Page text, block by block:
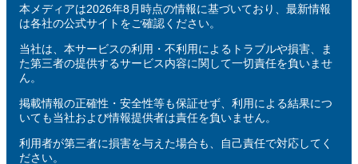
本メディアは2026年8月時点の情報に基づいており、最新情報
は各社の公式サイトをご確認ください。
当社は、本サービスの利用・不利用によるトラブルや損害、ま
た第三者の提供するサービス内容に関して一切責任を負いませ
ん。
掲載情報の正確性・安全性等も保証せず、利用による結果につ
いても当社および情報提供者は責任を負いません。
利用者が第三者に損害を与えた場合も、自己責任で対応してく
ださい。